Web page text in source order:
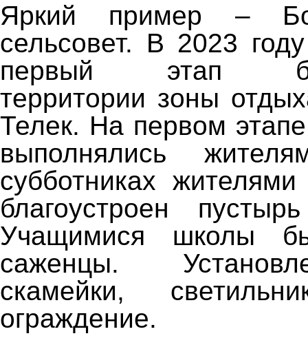
Яркий пример –
сельсовет. В 2023
первый этап
территории зоны
Телек. На первом
выполнялись
субботниках
благоустроен
Учащимися школы
саженцы.
скамейки,
ограждение.